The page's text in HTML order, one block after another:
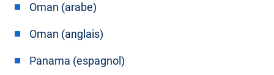
Oman (arabe)
Oman (anglais)
Panama (espagnol)